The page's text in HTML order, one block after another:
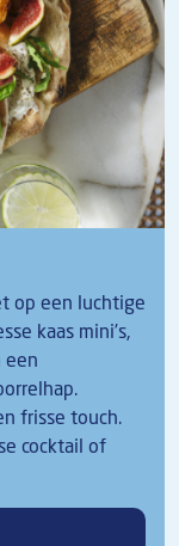
op een luchtige
kaas mini’s,
een
frisse touch.
cocktail of